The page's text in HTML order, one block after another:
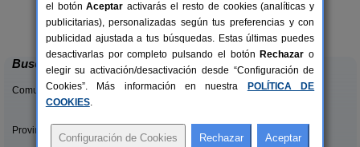
8-10+5 pers.
desde46 €
La Guarida del Oso
Candeleda (Ávila)
Buscar
Comunidades:
Provincias/Islas:
el botónAceptar activarás el resto de cookies (analíticas y
publicitarias), personalizadas según tus preferencias y con
publicidad ajustada a tus búsquedas. Estas últimas puedes
desactivarlas por completo pulsando el botón Rechazar o
elegir su activación/desactivación desde “Configuración de
Cookies”. Más información en nuestra
POLÍTICA DE
COOKIES.